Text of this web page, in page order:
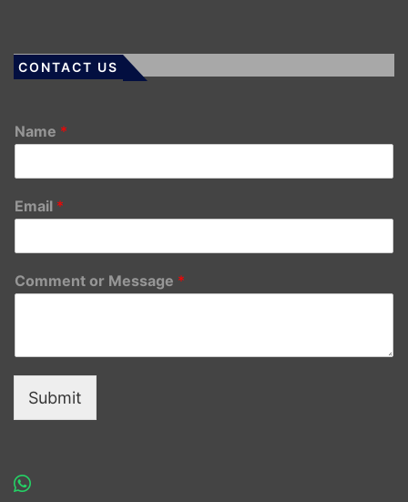
CONTACT US
Name *
Email *
Comment or Message *
Submit